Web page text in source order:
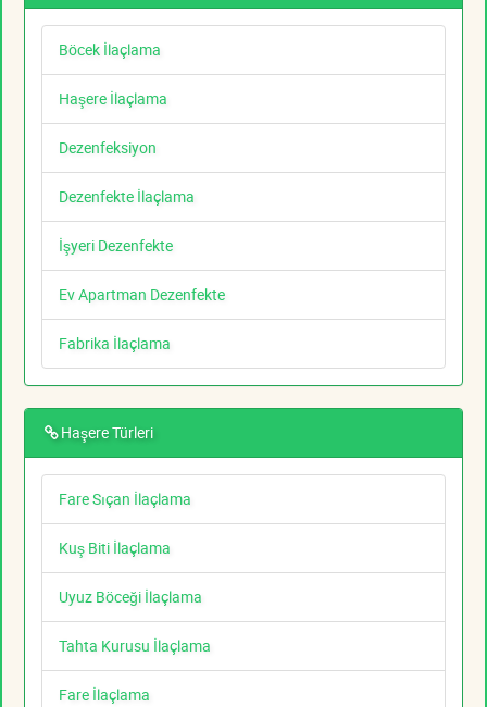
Böcek İlaçlama
Haşere İlaçlama
Dezenfeksiyon
Dezenfekte İlaçlama
İşyeri Dezenfekte
Ev Apartman Dezenfekte
Fabrika İlaçlama
Haşere Türleri
Fare Sıçan İlaçlama
Kuş Biti İlaçlama
Uyuz Böceği İlaçlama
Tahta Kurusu İlaçlama
Fare İlaçlama